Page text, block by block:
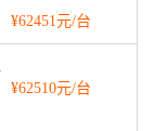
¥62451元/台
¥62510元/台